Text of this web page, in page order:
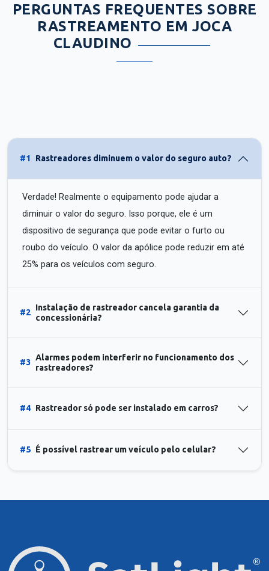
PERGUNTAS FREQUENTES SOBRE
RASTREAMENTO EM JOCA
CLAUDINO
#1 Rastreadores diminuem o valor do seguro auto?
Verdade! Realmente o equipamento pode ajudar a
diminuir o valor do seguro. Isso porque, ele é um
dispositivo de segurança que pode evitar o furto ou
roubo do veículo. O valor da apólice pode reduzir em até
25% para os veículos com seguro.
#2
Instalação de rastreador cancela garantia da
concessionária?
#3
Alarmes podem interferir no funcionamento dos
rastreadores?
#4 Rastreador só pode ser instalado em carros?
#5 É possível rastrear um veículo pelo celular?